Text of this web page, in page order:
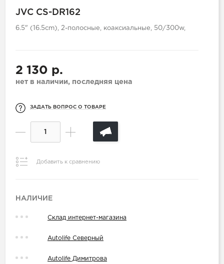
JVC CS-DR162
6.5" (16.5cm), 2-полосные, коаксиальные, 50/300w,
2 130 р.
нет в наличии, последняя цена
ЗАДАТЬ ВОПРОС О ТОВАРЕ
Добавить к сравнению
НАЛИЧИЕ
Склад интернет-магазина
Autolife Северный
Autolife Димитрова